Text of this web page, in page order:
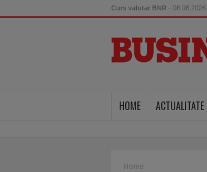
Curs valutar BNR - 08.08.2026
HOME ACTUALITATE
Home